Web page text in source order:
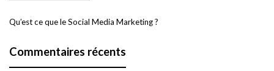
Qu’est ce que le Social Media Marketing ?
Commentaires récents